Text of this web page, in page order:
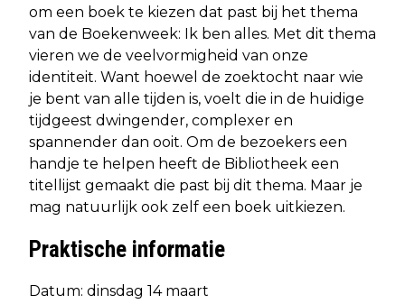
om een boek te kiezen dat past bij het thema
van de Boekenweek: Ik ben alles. Met dit thema
vieren we de veelvormigheid van onze
identiteit. Want hoewel de zoektocht naar wie
je bent van alle tijden is, voelt die in de huidige
tijdgeest dwingender, complexer en
spannender dan ooit. Om de bezoekers een
handje te helpen heeft de Bibliotheek een
titellijst gemaakt die past bij dit thema. Maar je
mag natuurlijk ook zelf een boek uitkiezen.
Praktische informatie
Datum: dinsdag 14 maart